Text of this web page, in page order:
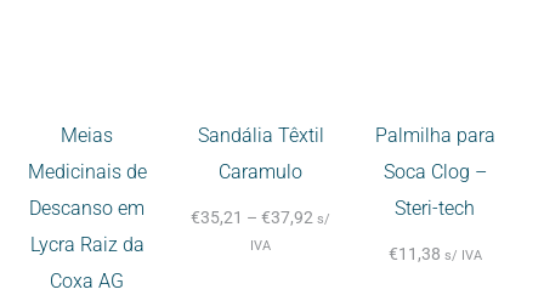
Meias
Medicinais de
Descanso em
Lycra Raiz da
Coxa AG
Sandália Têxtil
Caramulo
€35,21 – €37,92 s/
IVA
Palmilha para
Soca Clog –
Steri-tech
€11,38 s/ IVA